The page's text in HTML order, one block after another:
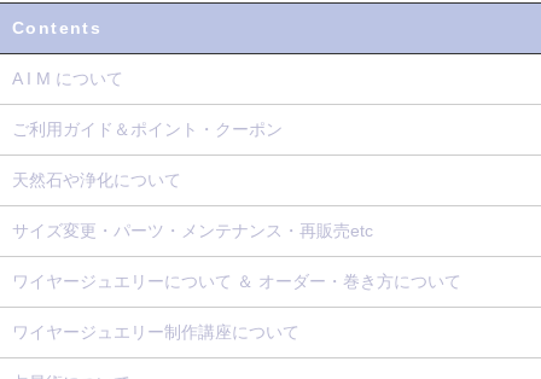
Contents
A I M について
ご利用ガイド＆ポイント・クーポン
天然石や浄化について
サイズ変更・パーツ・メンテナンス・再販売etc
ワイヤージュエリーについて ＆ オーダー・巻き方について
ワイヤージュエリー制作講座について